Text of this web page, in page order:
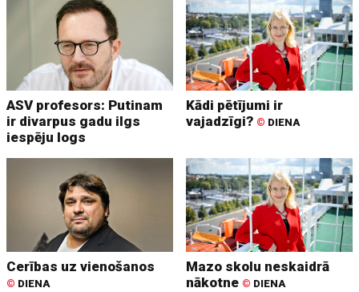
ASV profesors: Putinam
ir divarpus gadu ilgs
iespēju logs
Kādi pētījumi ir
vajadzīgi? © DIENA
Cerības uz vienošanos
© DIENA
Mazo skolu neskaidrā
nākotne © DIENA